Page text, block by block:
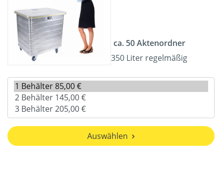
ca. 50 Aktenordner
350 Liter regelmäßig
Auswählen